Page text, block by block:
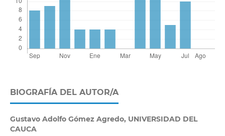
BIOGRAFÍA DEL AUTOR/A
Gustavo Adolfo Gómez Agredo, UNIVERSIDAD DEL
CAUCA